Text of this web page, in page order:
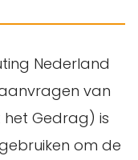
Nederland
van
het Gedrag) is
om de